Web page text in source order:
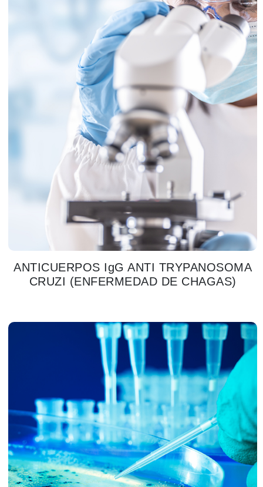
ANTICUERPOS IgG ANTI TRYPANOSOMA
CRUZI (ENFERMEDAD DE CHAGAS)